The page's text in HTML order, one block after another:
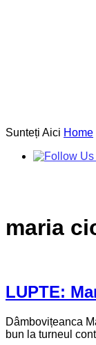
Sunteți Aici Home
maria
LUPTE:
Dâmbovițeanca
bun la turneul